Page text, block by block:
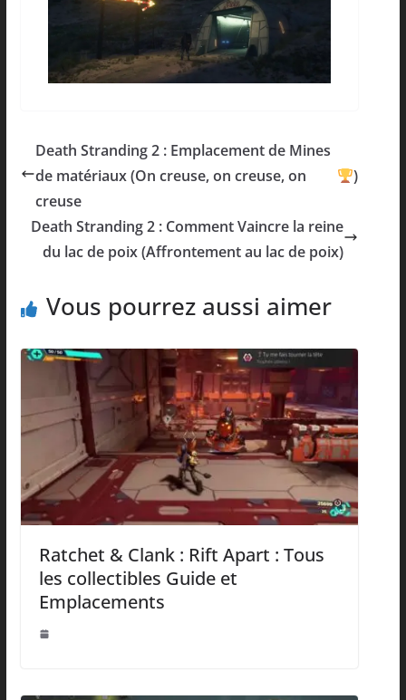
Death Stranding 2 : Emplacement de Mines
de matériaux (On creuse, on creuse, on
creuse
)
Death Stranding 2 : Comment Vaincre la reine
du lac de poix (Affrontement au lac de poix)
Vous pourrez aussi aimer
Ratchet & Clank : Rift Apart : Tous
les collectibles Guide et
Emplacements